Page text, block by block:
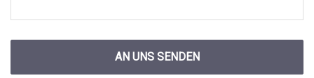
AN UNS SENDEN